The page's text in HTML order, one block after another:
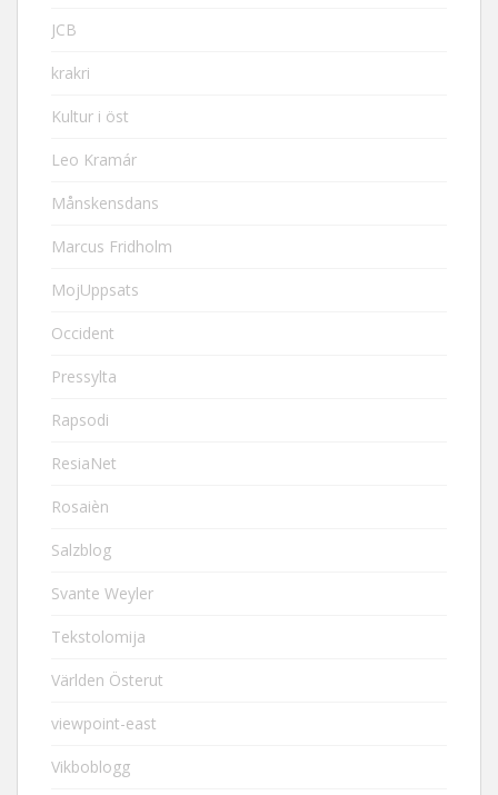
JCB
krakri
Kultur i öst
Leo Kramár
Månskensdans
Marcus Fridholm
MojUppsats
Occident
Pressylta
Rapsodi
ResiaNet
Rosaièn
Salzblog
Svante Weyler
Tekstolomija
Världen Österut
viewpoint-east
Vikboblogg